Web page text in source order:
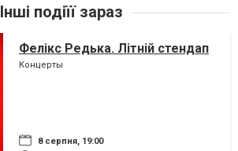
Інші подіїї зараз
Фелікс Редька. Літній стендап
Концерты
8 серпня, 19:00